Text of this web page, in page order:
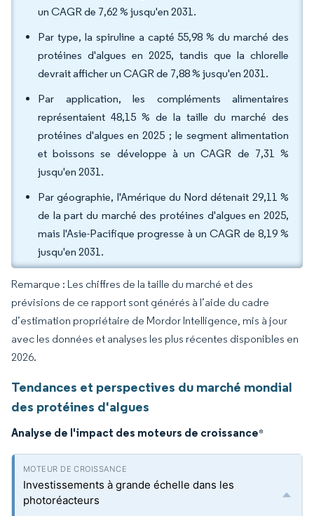
un CAGR de 7,62 % jusqu'en 2031.
Par type, la spiruline a capté 55,98 % du marché des
protéines d'algues en 2025, tandis que la chlorelle
devrait afficher un CAGR de 7,88 % jusqu'en 2031.
Par application, les compléments alimentaires
représentaient 48,15 % de la taille du marché des
protéines d'algues en 2025 ; le segment alimentation
et boissons se développe à un CAGR de 7,31 %
jusqu'en 2031.
Par géographie, l'Amérique du Nord détenait 29,11 %
de la part du marché des protéines d'algues en 2025,
mais l'Asie-Pacifique progresse à un CAGR de 8,19 %
jusqu'en 2031.
Remarque : Les chiffres de la taille du marché et des
prévisions de ce rapport sont générés à l’aide du cadre
d’estimation propriétaire de Mordor Intelligence, mis à jour
avec les données et analyses les plus récentes disponibles en
2026.
Tendances et perspectives du marché mondial
des protéines d'algues
Analyse de l'impact des moteurs de croissance*
Investissements à grande échelle dans les
photoréacteurs